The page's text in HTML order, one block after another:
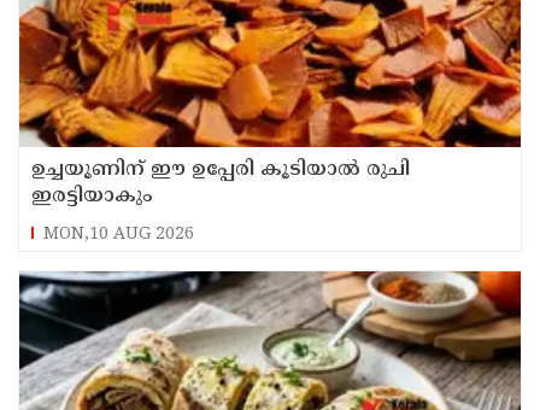
ഉച്ചയൂണിന് ഈ ഉപ്പേരി കൂടിയാൽ രുചി
ഇരട്ടിയാകും
MON,10 AUG 2026